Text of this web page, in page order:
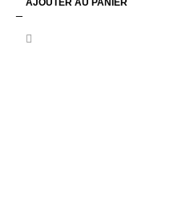
AJOUTER AU PANIER